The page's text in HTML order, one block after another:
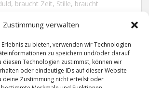
Zustimmung verwalten
zu bieten, verwenden wir Technologien
zu speichern und/oder darauf
diesen Technologien zustimmst, können wir
oder eindeutige IDs auf dieser Website
deine Zustimmung nicht erteilst oder
braucht Zeit, Stille, braucht
Nichts in unserem Leben
Grund. Der Rest ist Zufall.
lebt ruhiger, wenn man nicht alles
weiß, nicht alles glaubt, was man hört
einfach nur lächelt.